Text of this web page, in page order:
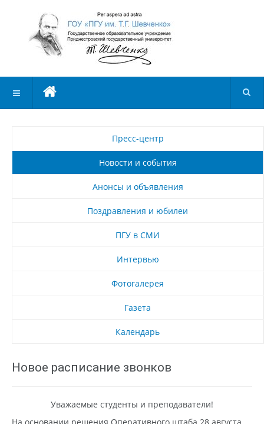
Пресс-центр
Новости и события
Анонсы и объявления
Поздравления и юбилеи
ПГУ в СМИ
Интервью
Фотогалерея
Газета
Календарь
Новое расписание звонков
Уважаемые студенты и преподаватели!
На основании решения Оперативного штаба 28 августа